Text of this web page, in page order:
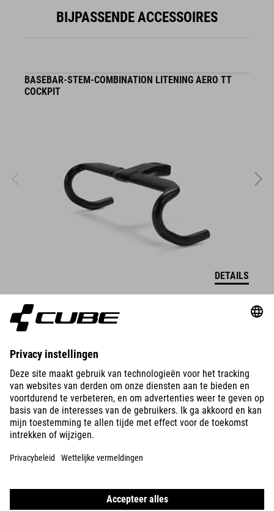
BIJPASSENDE ACCESSOIRES
BASEBAR-STEM-COMBINATION LITENING AERO TT
COCKPIT
DETAILS
BIKES
E-BIKES
KIDS
GEAR